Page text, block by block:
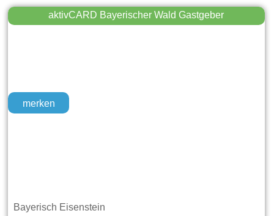
merken
aktivCARD Bayerischer Wald Gastgeber
Bayerisch Eisenstein